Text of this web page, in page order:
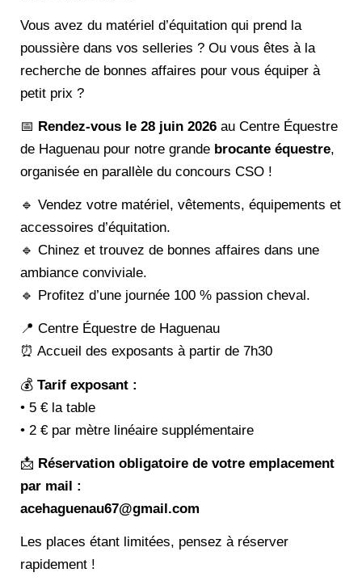
Vous avez du matériel d’équitation qui prend la
poussière dans vos selleries ? Ou vous êtes à la
recherche de bonnes affaires pour vous équiper à
petit prix ?
📅 Rendez-vous le 28 juin 2026 au Centre Équestre
de Haguenau pour notre grande brocante équestre,
organisée en parallèle du concours CSO !
🔹 Vendez votre matériel, vêtements, équipements et
accessoires d’équitation.
🔹 Chinez et trouvez de bonnes affaires dans une
ambiance conviviale.
🔹 Profitez d’une journée 100 % passion cheval.
📍 Centre Équestre de Haguenau
⏰ Accueil des exposants à partir de 7h30
💰 Tarif exposant :
• 5 € la table
• 2 € par mètre linéaire supplémentaire
📩 Réservation obligatoire de votre emplacement
par mail :
acehaguenau67@gmail.com
Les places étant limitées, pensez à réserver
rapidement !